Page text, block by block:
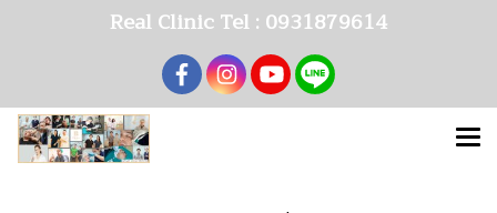
Real Clinic Tel : 0931879614